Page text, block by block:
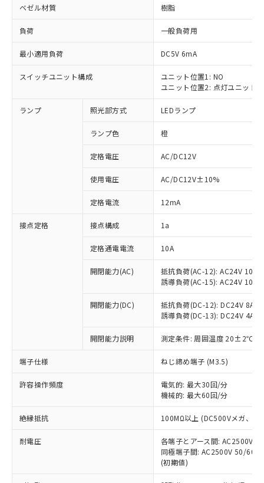
ベゼル材質 樹脂
負荷 一般負荷用
最小適用負荷 DC5V 6mA
スイッチユニット構成
ユニット位置1: NO
ユニット位置2: 点灯ユニット
ランプ 照光部方式 LEDランプ
ランプ色 橙
定格電圧 AC/DC12V
使用電圧 AC/DC12V±10%
定格電流 12mA
接点定格 接点構成 1a
定格通電電流 10A
開閉能力(AC)
抵抗負荷(AC-12): AC24V 10A/
誘導負荷(AC-15): AC24V
開閉能力(DC)
抵抗負荷(DC-12): DC24V 8A/
誘導負荷(DC-13): DC24V 4A/
開閉能力説明 測定条件: 周囲温度 20±2℃、
端子仕様 ねじ締め端子 (M3.5)
許容操作頻度
電気的: 最大30回/分
機械的: 最大60回/分
絶縁抵抗 100MΩ以上 (DC500Vメガ、点
耐電圧
各端子とアース間: AC2500V
同極端子間: AC2500V 50/
(初期値)
ご利用条件
以下の条件をお読みいただき、同意のうえ
ご利用ください。
本サービスは、当社制御機器事業取扱
商品の当社在庫状況および標準価格
(税抜)を提供させていただくもので
当社制御機器事業取扱商品の中には、
本サービスの対象外となる商品もある
ことをご了承ください。
在庫状況および標準価格照会結果は、
記載している更新日時点での社内デー
タに基づき作成されるものであり、閲
覧された時点での実際の在庫および標
準価格とは異なる場合があることをご
※1 対応状況
対応済み：EU RoHS指令（10物質）の
非含有に対応した製品が提供可能な商品で
対応予定：EU RoHS指令（10物質）の非含
有に対応した製品に切り替える予定のある
対応予定なし：EU RoHS指令（10物質）の
非含有に非対応の商品で、対応品を出す予
定はありません。
調査・確認中：EU RoHS指令（10物質）の
非含有の対応状況を調査中または確認中の
非該当品：ライセンス料など無形物で、有
害物質有無と関係のない商品です。
仕入先様の事情により、非含有部品として
いたものが、含有品と判明した場合などや
むを得ず変更することがあります。
鉛(Pb) 1000ppm以下、 水銀(Hg) 1000ppm以下、 カド
六価クロム(Cr(Ⅵ)) 1000ppm以下、ポリ臭化ビフェニル
類(PBB) 1000ppm以下、ポリ臭化ジフェニルエーテル類
(PBDE) 1000ppm以下、フタル酸ビス(2-エチルヘキシ
※1 中国RoHS○×表
「○」：最大均質材料含有率が中国RoHSの
基準値以下であることを示します。
「×」：最大均質材料含有率が中国RoHSの
基準値を超えていることを示します。
「－」：未確認です。当社販売部門へお問
い合わせください。
*中国RoHS10物質の基準値 (GB/T26572)：
Pb(鉛) :1000ppm、 Hg(水銀) : 1000ppm、 Cd(カドミウ
Cr(Ⅵ)(六価クロム) : 1000ppm、 PBBs(ポリ臭化ビフェ
当社は、これら貴社製品のうち、外国
為替および外国貿易法に定める商品
（以下｢規制貨物等」という）を輸出
国政府の輸出許可(または役務取引許
可)を取得するなどの必要な手続きを